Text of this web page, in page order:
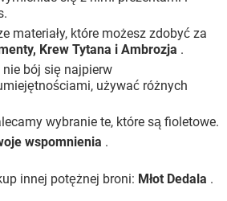
materiały, które możesz zdobyć za
Krew Tytana i Ambrozja .
bój się najpierw
używać różnych
wybranie te, które są fioletowe.
wspomnienia .
innej potężnej broni: Młot Dedala .